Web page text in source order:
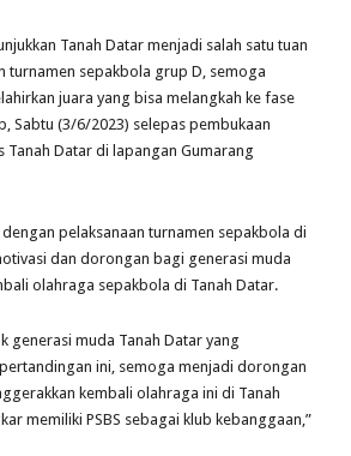
Tanah Datar menjadi salah satu tuan
turnamen sepakbola grup D, semoga
juara yang bisa melangkah ke fase
Sabtu (3/6/2023) selepas pembukaan
Tanah Datar di lapangan Gumarang
dengan pelaksanaan turnamen sepakbola di
dan dorongan bagi generasi muda
olahraga sepakbola di Tanah Datar.
generasi muda Tanah Datar yang
ini, semoga menjadi dorongan
kembali olahraga ini di Tanah
memiliki PSBS sebagai klub kebanggaan,”